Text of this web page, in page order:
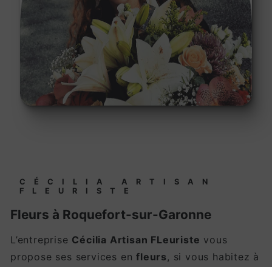
CÉCILIA ARTISAN
FLEURISTE
fleurs à Roquefort-sur-Garonne
L’entreprise Cécilia Artisan FLeuriste vous
propose ses services enfleurs, si vous habitez à